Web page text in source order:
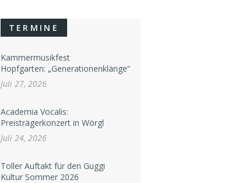
TERMINE
Kammermusikfest
Hopfgarten: „Generationenklänge“
Juli 27, 2026
Academia Vocalis:
Preisträgerkonzert in Wörgl
Juli 24, 2026
Toller Auftakt für den Guggi
Kultur Sommer 2026